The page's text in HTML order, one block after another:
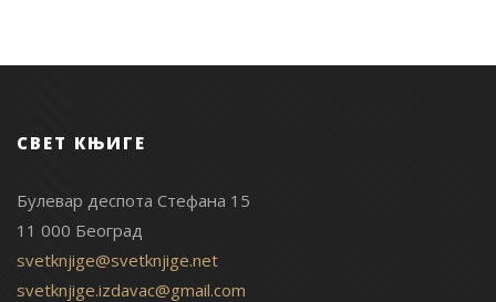
СВЕТ КЊИГЕ
Булевар деспота Стефана 15
11 000 Београд
svetknjige@svetknjige.net
svetknjige.izdavac@gmail.com